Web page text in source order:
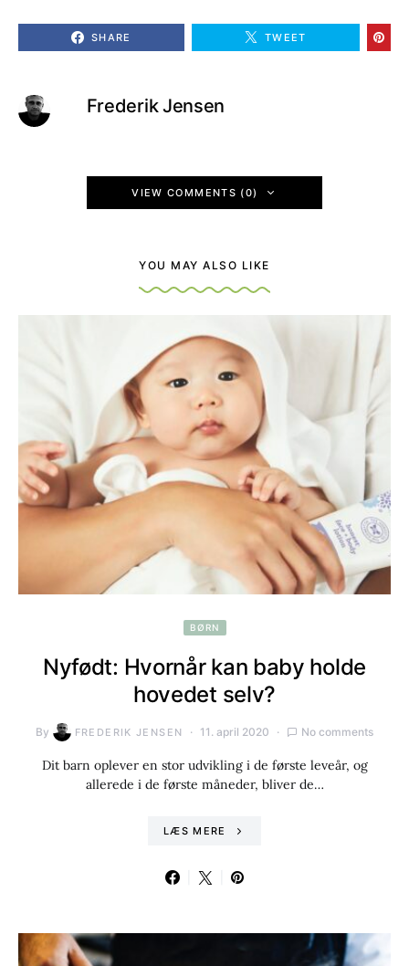
SHARE TWEET
Frederik Jensen
VIEW COMMENTS (0)
YOU MAY ALSO LIKE
BØRN
Nyfødt: Hvornår kan baby holde
hovedet selv?
By FREDERIK JENSEN 11. april 2020 No comments
Dit barn oplever en stor udvikling i de første leveår, og
allerede i de første måneder, bliver de…
LÆS MERE